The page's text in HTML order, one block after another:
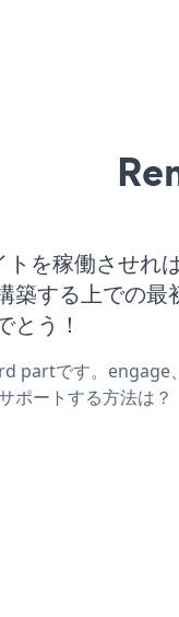
を稼働させれ
築する上での
とう！
partです。engage
ポートする方法は？